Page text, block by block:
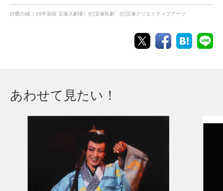
白鷺の城（'18年宙組 宝塚大劇場）(C)宝塚歌劇 (C)宝塚クリエイティブアーツ
あわせて見たい！